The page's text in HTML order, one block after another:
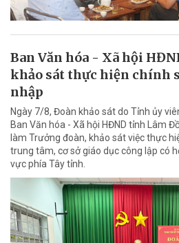
Ban Văn hóa - Xã hội
khảo sát thực hiện chính
nhập
Ngày 7/8, Đoàn khảo sát do Tỉnh ủy
Ban Văn hóa - Xã hội HĐND tỉnh Lâm
làm Trưởng đoàn, khảo sát việc thực
trung tâm, cơ sở giáo dục công lập có
vực phía Tây tỉnh.